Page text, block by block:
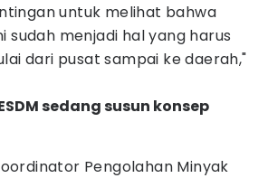
untuk melihat bahwa
sudah menjadi hal yang harus
dari pusat sampai ke daerah,"
sedang susun konsep
Pengolahan Minyak